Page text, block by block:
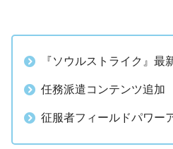
『ソウルストライク』最
任務派遣コンテンツ追加
征服者フィールドパワー